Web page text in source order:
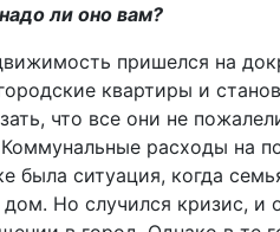
ли оно вам?
пришелся на
квартиры и
что все они не
расходы на
была ситуация, когда
Но случился кризис,